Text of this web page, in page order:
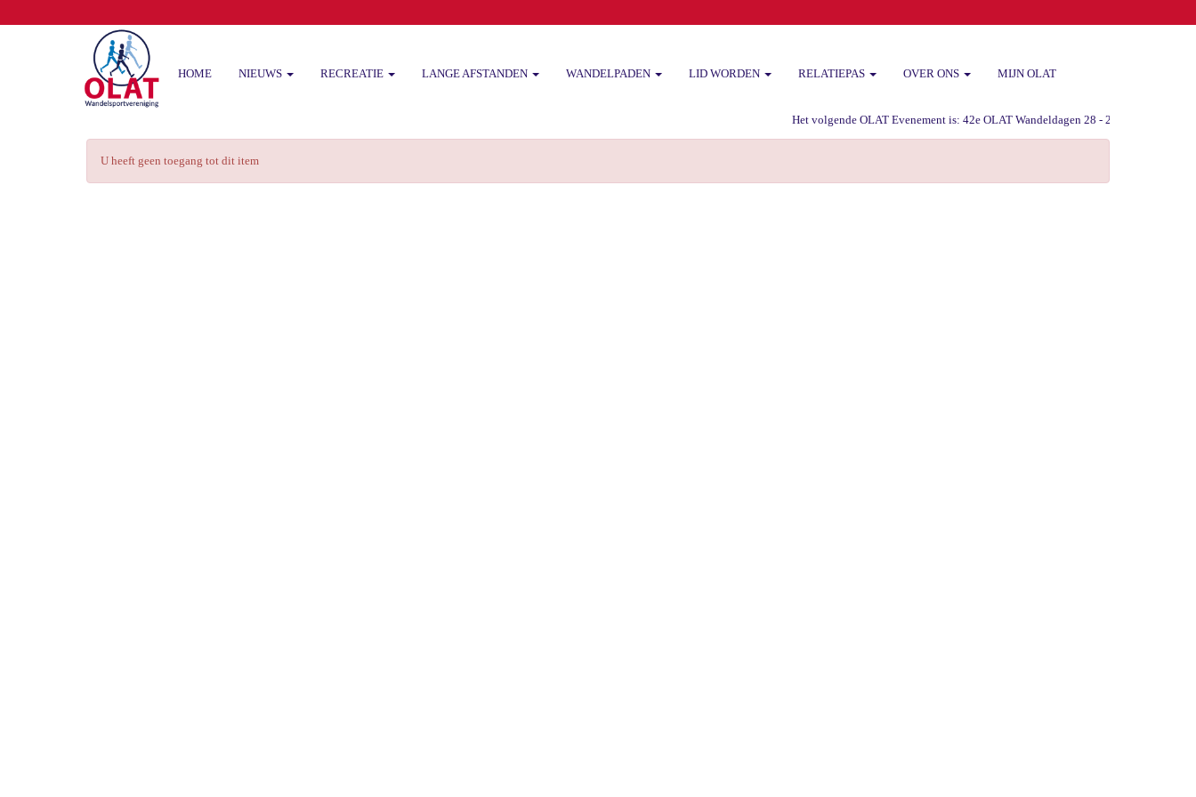
HOME NIEUWS RECREATIE LANGE AFSTANDEN WANDELPADEN LID WORDEN RELATIEPAS OVER ONS MIJN OLAT
Het volgende OLAT Evenement is: 42e OLAT Wandeldagen 28 - 29 -30 augustus
U heeft geen toegang tot dit item